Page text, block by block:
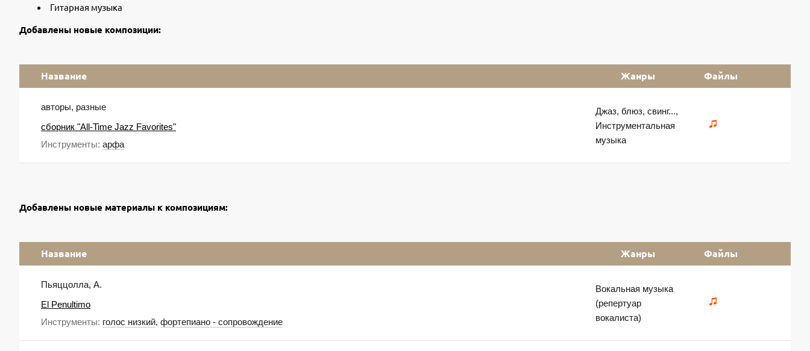
Гитарная музыка
Добавлены новые композиции:
Название Жанры Файлы
авторы, разные
сборник "All-Time Jazz Favorites"
Инструменты: арфа
Джаз, блюз, свинг...,
Инструментальная
музыка
Добавлены новые материалы к композициям:
Название Жанры Файлы
Пьяццолла, А.
El Penultimo
Инструменты: голос низкий, фортепиано - сопровождение
Вокальная музыка
(репертуар
вокалиста)